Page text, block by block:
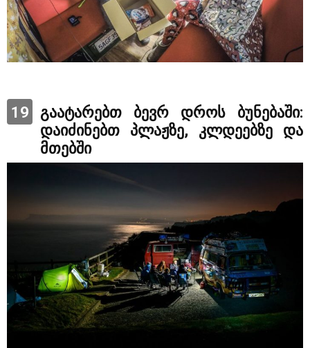
19
გაატარებთ ბევრ დროს ბუნებაში:
დაიძინებთ პლაჟზე, კლდეებზე და
მთებში